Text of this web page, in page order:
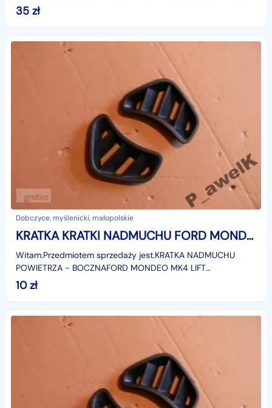
S-MAXModel: 2006-2015r.Zastosowanie:Ford S-max, od:
06.03.2006
35 zł
Dobczyce, myślenicki, małopolskie
KRATKA KRATKI NADMUCHU FORD MONDEO MK4 LIFT Ford Mondeo
Witam.Przedmiotem sprzedaży jest.KRATKA NADMUCHU
POWIETRZA - BOCZNAFORD MONDEO MK4 LIFT
2013r.Model: 2007-2015r.(Prawa, lewa
strona)Zastosowanie:Ford Mondeo MK4
10zł